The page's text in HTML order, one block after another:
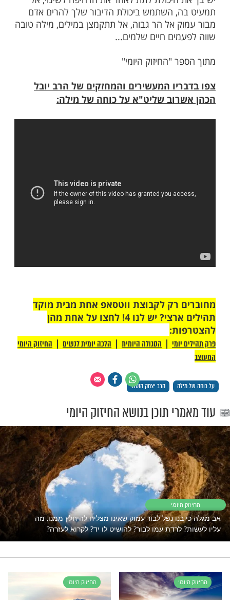
אנו כבני אדם יכולים להחיות את הנפש
הגוף, לתת כוחות ותקווה למרי נפש.
אדם נכשל, נפל, או הפסיד ומרגיש בעקבות
והתלהבות, אתה הקטן יכול במילים שלך,
להרים אותו מאשפתות, לתת לו תקווה
רוח חדשה.
היכולת לתת לאחר את הדחיפה לשינוי, אל
השתמש ביכולת הדיבור שלך להרים אדם
"החיזוק היומי"
המעשירים והמחזקים של הרב יובל
שליט"א על כוחה של מילה:
רק לקבוצת ווטסאפ אחת מבית מוקד
תהילים ארצי? יש לנו 4! לחצו על אחת מהן